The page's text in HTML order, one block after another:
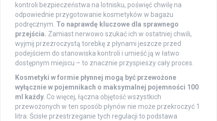
kontroli bezpieczeństwa na lotnisku, poświęć chwilę na
odpowiednie przygotowanie kosmetyków w bagażu
podręcznym. To naprawdę kluczowe dla sprawnego
przejścia. Zamiast nerwowo szukać ich w ostatniej chwili,
wyjmij przezroczystą torebkę z płynami jeszcze przed
podejściem do stanowiska kontroli i umieść ją w łatwo
dostępnym miejscu – to znacznie przyspieszy cały proces.
Kosmetyki w formie płynnej mogą być przewożone
wyłącznie w pojemnikach o maksymalnej pojemności 100
ml każdy. Co więcej, łączna objętość wszystkich
przewożonych w ten sposób płynów nie może przekroczyć 1
litra. Ścisłe przestrzeganie tych regulacji to podstawa